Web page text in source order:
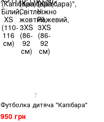
7
Футболка дитяча "Капібара"
950 грн